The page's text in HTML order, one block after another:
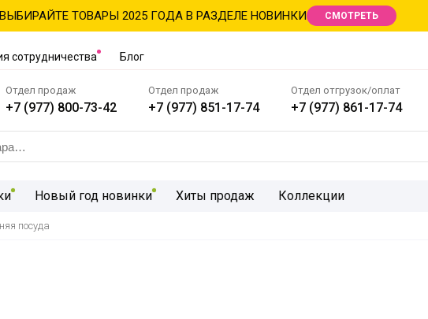
ВЫБИРАЙТЕ ТОВАРЫ 2025 ГОДА В РАЗДЕЛЕ НОВИНКИ СМОТРЕТЬ
сотрудничества Блог
Отдел продаж
+7 (977) 800-73-42
Отдел продаж
+7 (977) 851-17-74
Отдел отгрузок/оплат
+7 (977) 861-17-74
Новый год новинки Хиты продаж Коллекции
посуда